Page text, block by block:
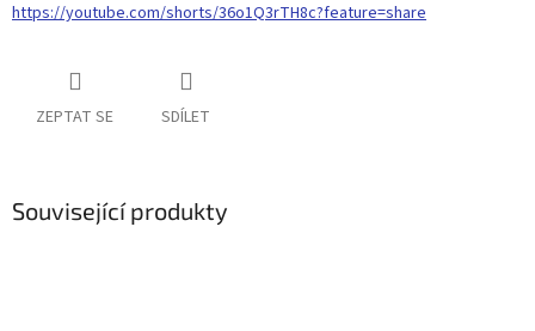
https://youtube.com/shorts/36o1Q3rTH8c?feature=share
ZEPTAT SE SDÍLET
Související produkty